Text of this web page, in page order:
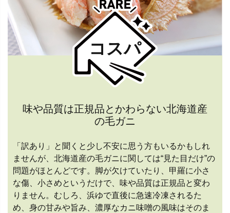
コスパ
味や品質は正規品とかわらない北海道産
の毛ガニ
「訳あり」と聞くと少し不安に思う方もいるかもしれ
ませんが、北海道産の毛ガニに関しては“見た目だけ”の
問題がほとんどです。脚が欠けていたり、甲羅に小さ
な傷、小さめというだけで、味や品質は正規品と変わ
りません。むしろ、浜ゆで直後に急速冷凍されるた
め、身の甘みや旨み、濃厚なカニ味噌の風味はそのま